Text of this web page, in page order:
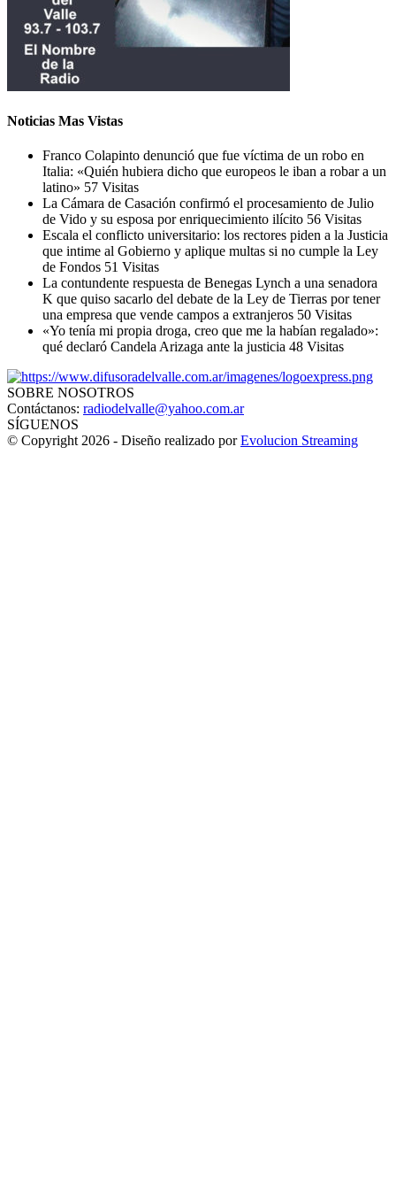
Noticias Mas Vistas
Franco Colapinto denunció que fue víctima de un robo en
Italia: «Quién hubiera dicho que europeos le iban a robar a un
latino» 57 Visitas
La Cámara de Casación confirmó el procesamiento de Julio
de Vido y su esposa por enriquecimiento ilícito 56 Visitas
Escala el conflicto universitario: los rectores piden a la Justicia
que intime al Gobierno y aplique multas si no cumple la Ley
de Fondos 51 Visitas
La contundente respuesta de Benegas Lynch a una senadora
K que quiso sacarlo del debate de la Ley de Tierras por tener
una empresa que vende campos a extranjeros 50 Visitas
«Yo tenía mi propia droga, creo que me la habían regalado»:
qué declaró Candela Arizaga ante la justicia 48 Visitas
SOBRE NOSOTROS
Contáctanos: radiodelvalle@yahoo.com.ar
SÍGUENOS
© Copyright 2026 - Diseño realizado porEvolucion Streaming